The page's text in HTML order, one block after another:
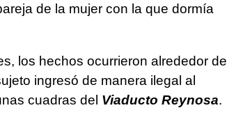
de la mujer con la que dormía
los hechos ocurrieron alrededor de
ingresó de manera ilegal al
cuadras del Viaducto Reynosa.